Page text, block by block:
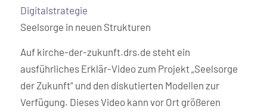
Digitalstrategie
Seelsorge in neuen Strukturen
Auf kirche-der-zukunft.drs.de steht ein
ausführliches Erklär-Video zum Projekt „Seelsorge
der Zukunft“ und den diskutierten Modellen zur
Verfügung. Dieses Video kann vor Ort größeren